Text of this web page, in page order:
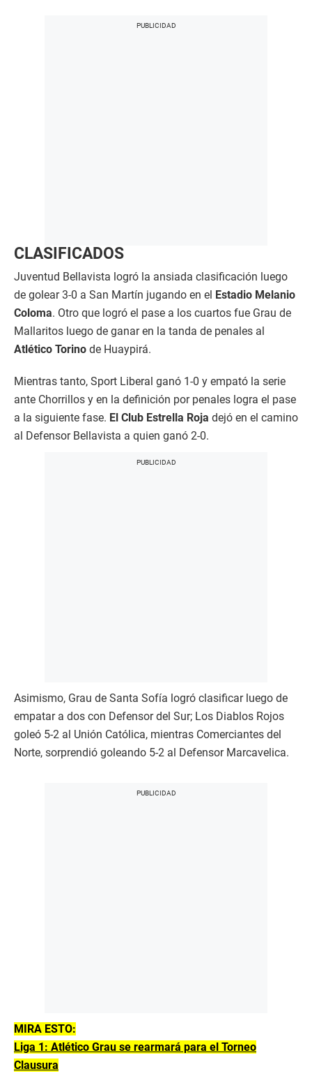
CLASIFICADOS
Juventud Bellavista logró la ansiada clasificación luego
de golear 3-0 a San Martín jugando en el Estadio Melanio
Coloma. Otro que logró el pase a los cuartos fue Grau de
Mallaritos luego de ganar en la tanda de penales al
Atlético Torino de Huaypirá.
Mientras tanto, Sport Liberal ganó 1-0 y empató la serie
ante Chorrillos y en la definición por penales logra el pase
a la siguiente fase. El Club Estrella Roja dejó en el camino
al Defensor Bellavista a quien ganó 2-0.
Asimismo, Grau de Santa Sofía logró clasificar luego de
empatar a dos con Defensor del Sur; Los Diablos Rojos
goleó 5-2 al Unión Católica, mientras Comerciantes del
Norte, sorprendió goleando 5-2 al Defensor Marcavelica.
MIRA ESTO:
Liga 1: Atlético Grau se rearmará para el Torneo
Clausura